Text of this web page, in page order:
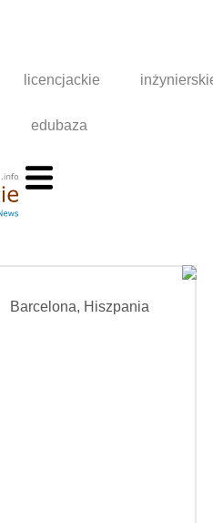
licencjackie
edubaza
Barcelona, Hiszpania